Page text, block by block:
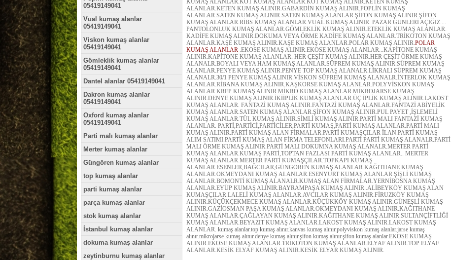
05419149041
Vual kumaş alanlar
05419149041
Viskon kumaş alanlar
05419149041
Gömleklik kumaş alanlar
05419149041
Dantel alanlar 05419149041
Dakron kumaş alanlar
05419149041
Oxford kumaş alanlar
05419149041
Parti malı kumaş alanlar
Merter kumaş alanlar
Güngören kumaş alanlar
top kumaş alanlar
parti kumaş alanlar
parça kumaş alanlar
stok kumaş alanlar
İstanbul kumaş alanlar
dokuma kumaş alanlar
zeytinburnu kumaş alanlar
KUMAŞ ALANLAR.KOT KUMAŞ ALANLAR.KOT KUMAŞ ALINIR.KETEN KUMAŞ
ALANLAR.KETEN KUMAŞ ALINIR.GABARDİN KUMAŞ ALINIR.POPLİN KUMAŞ
ALANLAR.SATEN KUMAŞ ALINIR.SATEN KUMAŞ ALANLAR.ŞİFON KUMAŞ ALINIR.ŞİFON
KUMAŞ ALANLAR.RİBS KUMAŞ ALANLAR.VUAL KUMAŞ ALINIR. PAZAR GÜNLERİ AÇIĞIZ....
PANTOLONLUK KUMAŞ ALANLAR.GÖMLEKLİK KUMAŞ ALINIR.ETEKLİK KUMAŞ ALANLAR.
KADİFE KUMAŞ ALINIR.DOKUMA VEYA ÖRME KADİFE KUMAŞ ALANLAR.TRİKOTON KUMAŞ
ALANLAR.KAŞE KUMAŞ ALINIR.KAŞE KUMAŞ ALANLAR.POLAR KUMAŞ ALINIR.POLAR
KUMAŞ ALANLAR .EKOSE KUMAŞ ALINIR.EKOSE KUMAŞ ALANLAR...KAPİTONE KUMAŞ
ALINIR.KAPİTONE KUMAŞ ALANLAR. HER ÇEŞİT KUMAŞ ALINIR.HER ÇEŞİT ÖRME KUMAŞ
ALANALR.BOYALI VEYA HAM KUMAŞ ALANLAR.SÜPREM KUMAŞ ALINIR.SÜPREM KUMAŞ
ALANLAR.PENYE KUMAŞ ALINIR.PENYE TOP KUMAŞ ALANALR.LİKRALI SÜPREM KUMAŞ
ALANALR.30/1 PENYE KUMAŞ ALINIR.VİSKON SÜPREM KUMAŞ ALANALR.İNTERLOK KUMAŞ
ALANLAR.RİBANA KUMAŞ ALINIR.KAŞKORSE KUMAŞ ALANLAR.POLYVİSKON KUMAŞ
ALANLAR.KREP KUMAŞ ALINIR.MİKRO KUMAŞ ALANLAR.MİKROJARSE KUMAŞ
ALINIR.DENYE KUMAŞ ALINIR.İKİİPLİK KUMAŞ ALANLAR.ÜÇ İPLİK KUMAŞ ALINIR.LAKOST
KUMAŞ ALANLAR. FANTAZİ KUMAŞ ALINIR.FANTAZİ KUMAŞ ALANLAR.FANTAZİ ABİYELİK
KUMAŞ ALANLAR.SATEN KUMAŞ ALANLAR.ŞİFON KUMAŞ ALINIR.PUL PAYET ,İŞLEMELİ
KUMAŞ ALANLAR.TÜL KUMAŞ ALINIR.SİMLİ KUMAŞ ALINIR.PARTİ MALI FANTAZİ KUMAŞ
ALANLAR. PARTİ,PARTİCİ,PARTİCİLER,PARTİ KUMAŞ,PARTİ KUMAŞ ALANLAR.PARTİ MALI
KUMAŞ ALINIR.PARTİ KUMAŞ ALAN FİRMALAR.PARTİ KUMAŞÇILAR İLAN.PARTİ KUMAŞ
ALIM SATIMI.PARTİ KUMAŞ ALAN FİRMA TELEFONLARI.PARTİ PARTİ KUMAŞ ALANALR.PARTİ
MALI ÖRME KUMAŞ ALINIR.PARTİ MALI DOKUMNA KUMAŞ ALANALR.MERTER PARTİ
KUMAŞ ALANLAR.KUMAŞ PARTİ,TOPTAN FAZLASI PARTİ KUMAŞ ALANLAR.. MERTER
KUMAŞ ALANLAR.MERTER PARTİ KUMAŞÇILAR.TOPKAPI KUMAŞ
ALANLAR.ESENLER,BAĞCILAR,GÜNGÖREN KUMAŞ ALANLAR.KAĞITHANE KUMAŞ
ALANLAR.OKMEYDANI KUMAŞ ALANLAR.ESENYURT KUMAŞ ALANLAR.ŞİŞLİ KUMAŞ
ALANLAR.BOMONTİ KUMAŞ ALANALR.KUMAŞ ALAN FİRMALAR.YERNİBOSNA KUMAŞ
ALANLAR.EYÜP KUMAŞ ALINIR.BAYRAMPAŞA KUMAŞ ALINIR..ALİBEYKÖY KUMAŞ ALAN
KUMAŞÇILAR.LALELİ KUMAŞ ALANLAR.AVCILAR KUMAŞ ALINIR.FİRUZKÖY KUMAŞ
ALINIR.KÜÇÜKÇEKMECE KUMAŞ ALANLAR.KÜÇÜKKÖY KUMAŞ ALINIR.GÜNEŞLİ KUMAŞ
ALINIR.GAZİOSMAN PAŞA KUMAŞ ALANLAR.OKMEYDANI KUMAŞ ALINIR.KAĞITHANE
KUMAŞ ALANLAR.ÇAĞLAYAN KUMAŞ ALINIR.KAĞITHANE KUMAŞ ALINIR.SULTANÇİFTLİĞİ
KUMAŞ ALANLAR.BEYAZIT KUMAŞ ALANLAR.LAKOST KUMAŞ ALINIR.LAKOST KUMAŞ
ALANLAR. kumaş alanlar.top kumaş alınır.kanvas kumaş alınır.polyviskon kumaş alanlar.jarse kumaş
alınır.mikrojarse kumaş alınır.denye kumaş alınır.şifon kumaş alınır.şifon kumaş alanlar.EKOSE KUMAŞ
ALINIR.EKOSE KUMAŞ ALANLAR.TRİKOTON KUMAŞ ALANLAR.ELYAF ALINIR.TOP ELYAF
ALANLAR.KESİK ELYAF KUMAŞ ALINIR.KESİK ELYAR KUMAŞ ALINIR.